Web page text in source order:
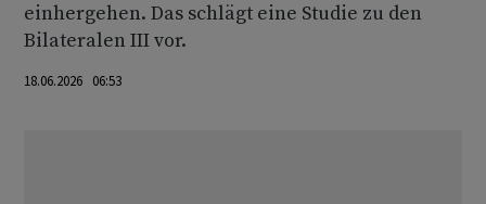
einhergehen. Das schlägt eine Studie zu den
Bilateralen III vor.
18.06.2026 06:53